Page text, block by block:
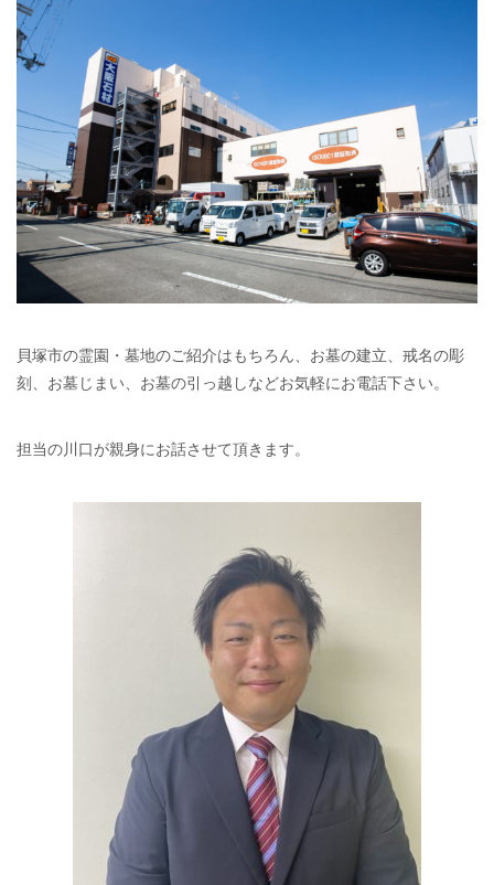
貝塚市の霊園・墓地のご紹介はもちろん、お墓の建立、戒名の彫
刻、お墓じまい、お墓の引っ越しなどお気軽にお電話下さい。
担当の川口が親身にお話させて頂きます。